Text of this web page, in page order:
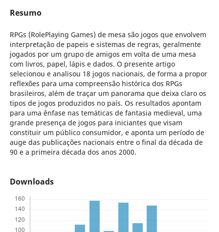
Resumo
RPGs (RolePlaying Games) de mesa são jogos que envolvem
interpretação de papeis e sistemas de regras, geralmente
jogados por um grupo de amigos em volta de uma mesa
com livros, papel, lápis e dados. O presente artigo
selecionou e analisou 18 jogos nacionais, de forma a propor
reflexões para uma compreensão histórica dos RPGs
brasileiros, além de traçar um panorama que deixa claro os
tipos de jogos produzidos no país. Os resultados apontam
para uma ênfase nas temáticas de fantasia medieval, uma
grande presença de jogos para iniciantes que visam
constituir um público consumidor, e aponta um período de
auge das publicações nacionais entre o final da década de
90 e a primeira década dos anos 2000.
Downloads